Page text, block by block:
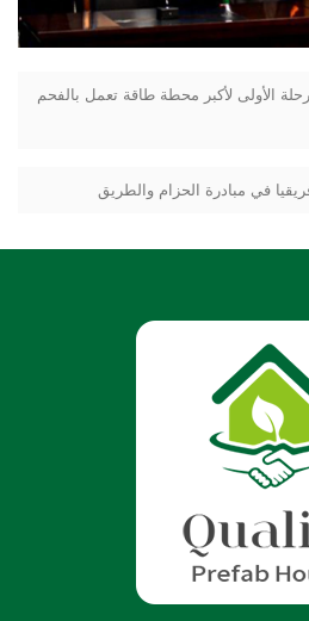
الأولى لأكبر محطة طاقة تعمل بالفحم
في مبادرة الحزام والطريق